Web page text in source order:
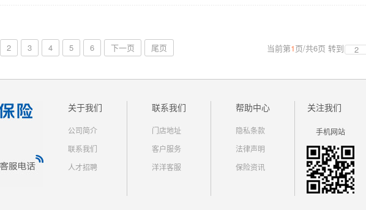
2 3 4 5 6 下一页 尾页 当前第1页/共6页 转到
关于我们
公司简介
联系我们
人才招聘
联系我们
门店地址
客户服务
洋洋客服
帮助中心
隐私条款
法律声明
保险资讯
关注我们
手机网站